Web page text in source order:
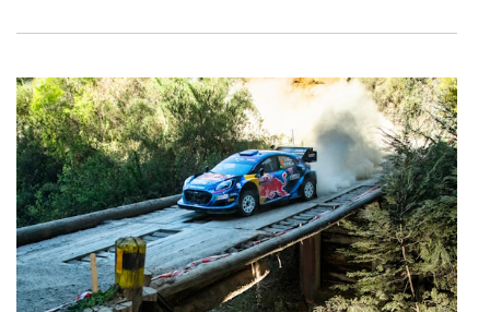
experiência de navegação no Website e nos serviços
disponibilizados.
Consulte a política de cookies do site.